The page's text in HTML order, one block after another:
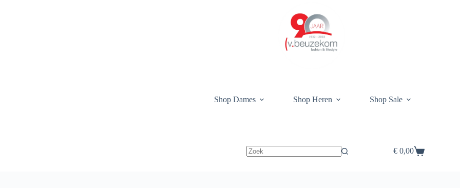
Shop Dames Shop Heren Shop Sale
Winkelwagen
€0,00